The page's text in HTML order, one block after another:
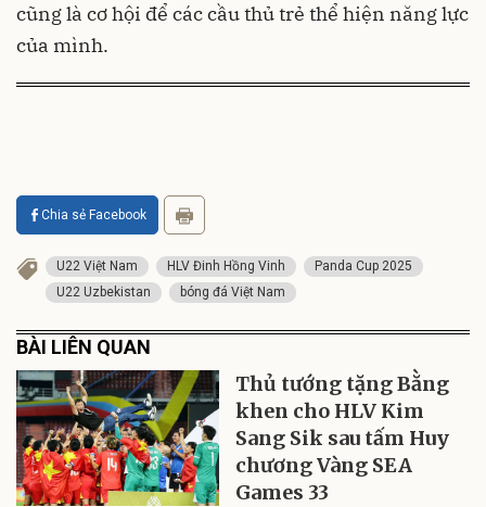
cũng là cơ hội để các cầu thủ trẻ thể hiện năng lực
của mình.
Chia sẻ Facebook
U22 Việt Nam HLV Đinh Hồng Vinh
Panda Cup 2025
U22 Uzbekistan
bóng đá Việt Nam
BÀI LIÊN QUAN
Thủ tướng tặng Bằng
khen cho HLV Kim
Sang Sik sau tấm Huy
chương Vàng SEA
Games 33